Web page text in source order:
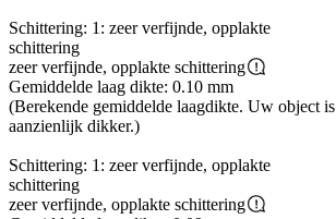
Schittering: 1: zeer verfijnde, opplakte
schittering
zeer verfijnde, opplakte schittering
Gemiddelde laag dikte: 0.10 mm
(Berekende gemiddelde laagdikte. Uw object is
aanzienlijk dikker.)
Schittering: 1: zeer verfijnde, opplakte
schittering
zeer verfijnde, opplakte schittering